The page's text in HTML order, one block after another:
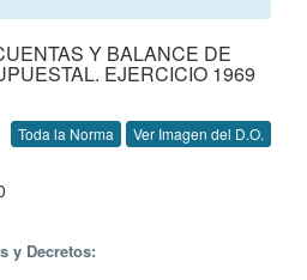
Y BALANCE DE
EJERCICIO 1969
Toda la Norma Ver Imagen del D.O.
y Decretos: